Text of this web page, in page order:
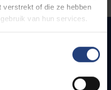
verstrekt of die ze hebben
van hun services.